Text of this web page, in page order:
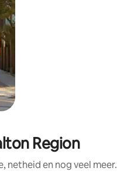
Region
netheid en nog veel meer.